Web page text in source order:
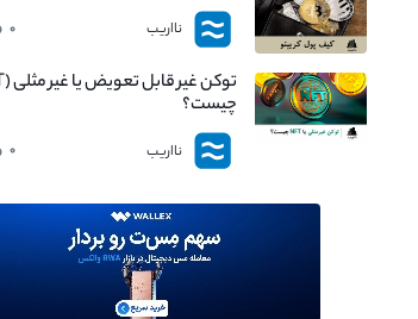
نااریب ۰
چیست؟
نااریب ۰